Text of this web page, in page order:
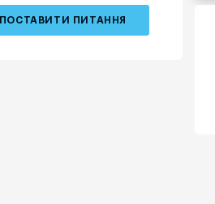
ПОСТАВИТИ ПИТАННЯ